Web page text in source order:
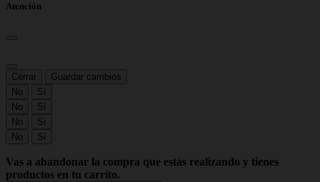
Atención
Cerrar
Guardar cambios
No
Sí
No
Sí
No
Sí
No
Sí
Vas a abandonar la compra que estás realizando y tienes
productos en tu carrito.